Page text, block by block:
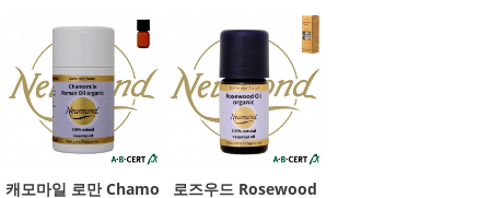
캐모마일 로만 Chamo
로즈우드 Rosewood